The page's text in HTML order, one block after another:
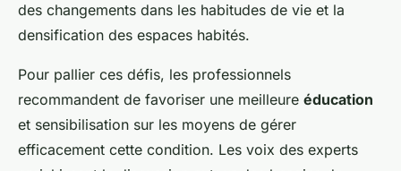
des changements dans les habitudes de vie et la
densification des espaces habités.
Pour pallier ces défis, les professionnels
recommandent de favoriser une meilleure éducation
et sensibilisation sur les moyens de gérer
efficacement cette condition. Les voix des experts